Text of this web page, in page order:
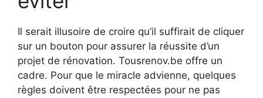
Il serait illusoire de croire qu’il suffirait de cliquer
sur un bouton pour assurer la réussite d’un
projet de rénovation. Tousrenov.be offre un
cadre. Pour que le miracle advienne, quelques
règles doivent être respectées pour ne pas